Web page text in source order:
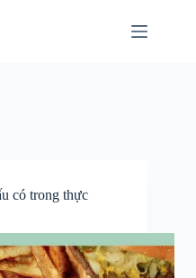
có trong thực